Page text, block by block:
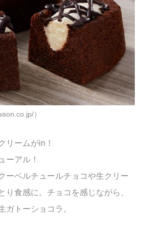
）
リームがin！
ーアル！
ーベルチュールチョコや生クリー
り食感に。チョコを感じながら、
ガトーショコラ。